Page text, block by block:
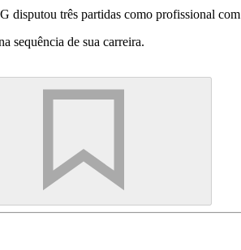
disputou três partidas como profissional
sequência de sua carreira.